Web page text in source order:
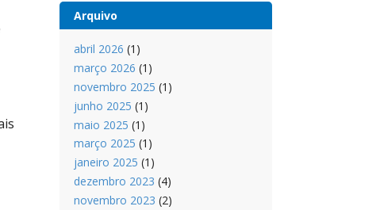
Arquivo
abril 2026 (1)
março 2026 (1)
novembro 2025 (1)
junho 2025 (1)
maio 2025 (1)
março 2025 (1)
janeiro 2025 (1)
dezembro 2023 (4)
novembro 2023 (2)